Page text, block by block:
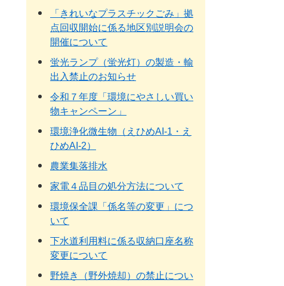
「きれいなプラスチックごみ」拠
点回収開始に係る地区別説明会の
開催について
蛍光ランプ（蛍光灯）の製造・輸
出入禁止のお知らせ
令和７年度「環境にやさしい買い
物キャンペーン」
環境浄化微生物（えひめAI-1・え
ひめAI-2）
農業集落排水
家電４品目の処分方法について
環境保全課「係名等の変更」につ
いて
下水道利用料に係る収納口座名称
変更について
野焼き（野外焼却）の禁止につい